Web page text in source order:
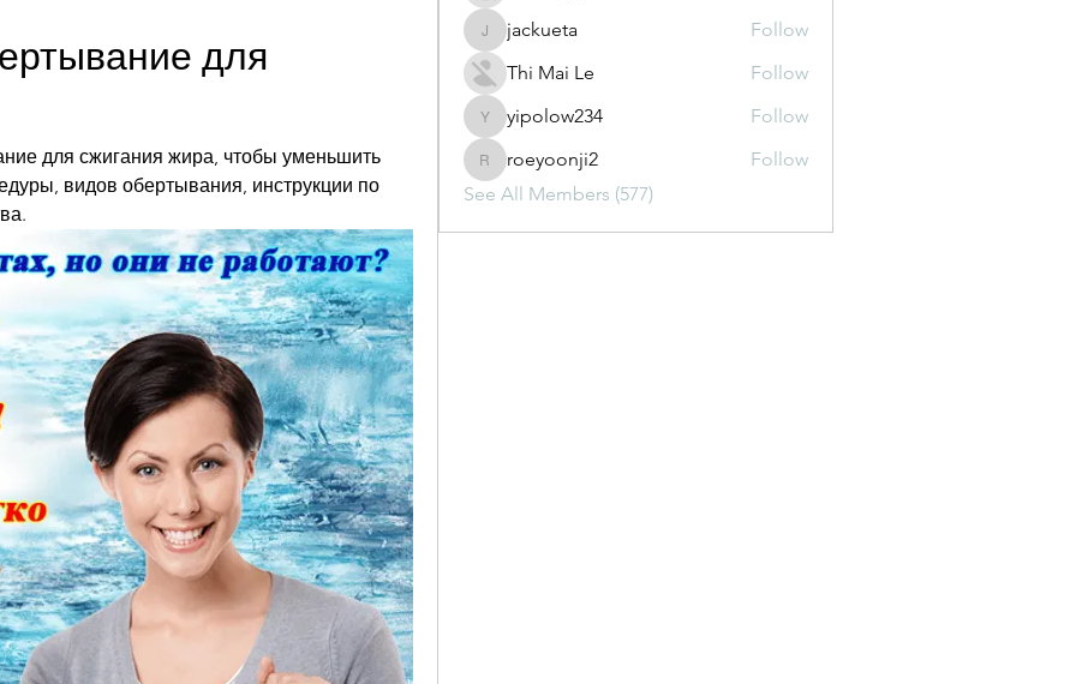
для
для сжигания жира, чтобы уменьшить
видов обертывания, инструкции по
jackueta
jackueta
Follow
Thi Mai Le
Follow
yipolow234
yipolow234 Follow
roeyoonji2
roeyoonji2
Follow
See All Members (577)